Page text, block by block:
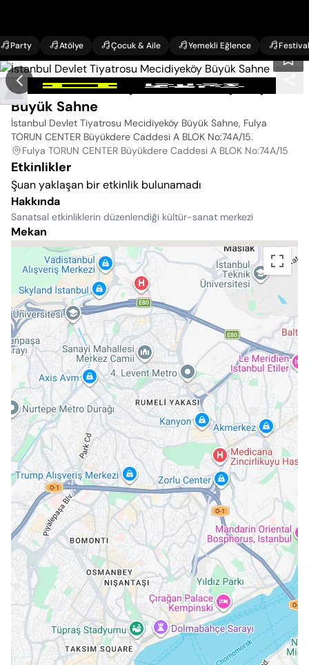
Party Atölye Çocuk & Aile Yemekli Eğlence Festival
İstanbul Devlet Tiyatrosu Mecidiyeköy
Büyük Sahne
İstanbul Devlet Tiyatrosu Mecidiyeköy Büyük Sahne, Fulya
TORUN CENTER Büyükdere Caddesi A BLOK No:74A/15.
Fulya TORUN CENTER Büyükdere Caddesi A BLOK No:74A/15
Etkinlikler
Şuan yaklaşan bir etkinlik bulunamadı
Hakkında
Sanatsal etkinliklerin düzenlendiği kültür-sanat merkezi
Mekan